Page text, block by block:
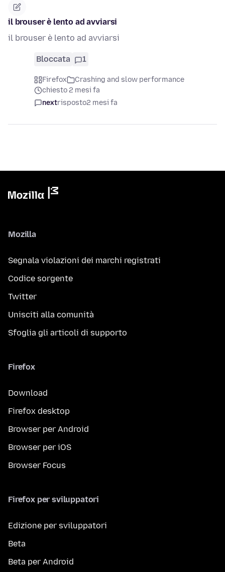
il brouser è lento ad avviarsi
il brouser è lento ad avviarsi
Bloccata 1
Firefox
Crashing and slow performance
chiesto 2 mesi fa
nextrisposto2 mesi fa
Mozilla
Segnala violazioni dei marchi registrati
Codice sorgente
Twitter
Unisciti alla comunità
Sfoglia gli articoli di supporto
Firefox
Download
Firefox desktop
Browser per Android
Browser per iOS
Browser Focus
Firefox per sviluppatori
Edizione per sviluppatori
Beta
Beta per Android